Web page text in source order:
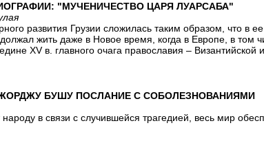
"МУЧЕНИЧЕСТВО ЦАРЯ ЛУАРСАБА"
развития Грузии сложилась таким образом, что в
жить даже в Новое время, когда в Европе, в
XV в. главного очага православия – Византийской
БУШУ ПОСЛАНИЕ С СОБОЛЕЗНОВАНИЯМИ
в связи с случившейся трагедией, весь мир